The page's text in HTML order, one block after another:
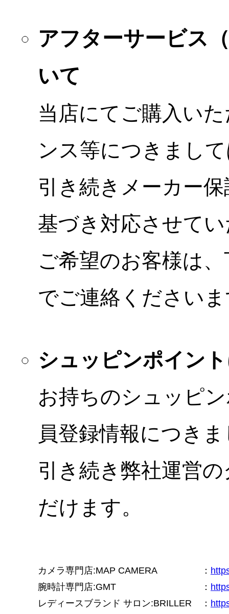
アフターサービス
いて
当店にてご購入い
ンス等につきまし
引き続きメーカー
基づき対応させて
ご希望のお客様は
でご連絡ください
シュッピンポイン
お持ちのシュッピ
員登録情報につき
引き続き弊社運営
だけます。
カメラ専門店:MAP CAMERA ：
腕時計専門店:GMT
：
レディースブランド サロン:BRILLER
：